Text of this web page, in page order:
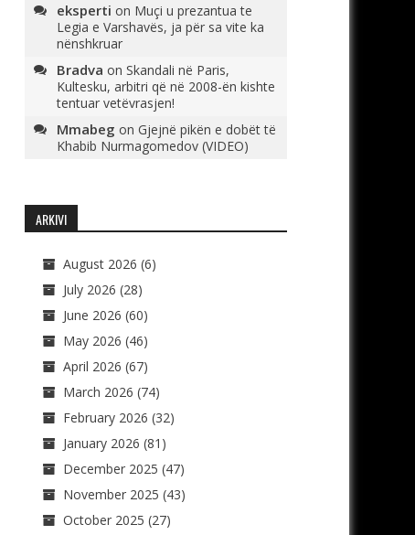
eksperti on Muçi u prezantua te
Legia e Varshavës, ja për sa vite ka
nënshkruar
Bradva on Skandali në Paris,
Kultesku, arbitri që në 2008-ën kishte
tentuar vetëvrasjen!
Mmabeg on Gjejnë pikën e dobët të
Khabib Nurmagomedov (VIDEO)
ARKIVI
August 2026 (6)
July 2026 (28)
June 2026 (60)
May 2026 (46)
April 2026 (67)
March 2026 (74)
February 2026 (32)
January 2026 (81)
December 2025 (47)
November 2025 (43)
October 2025 (27)